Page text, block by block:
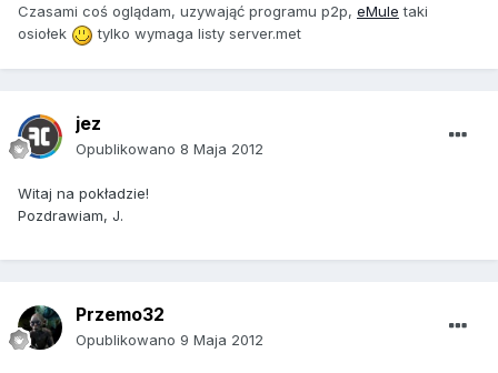
Czasami coś oglądam, uzywająć programu p2p, eMule taki
osiołek
tylko wymaga listy server.met
jez
Opublikowano 8 Maja 2012
Witaj na pokładzie!
Pozdrawiam, J.
Przemo32
Opublikowano 9 Maja 2012